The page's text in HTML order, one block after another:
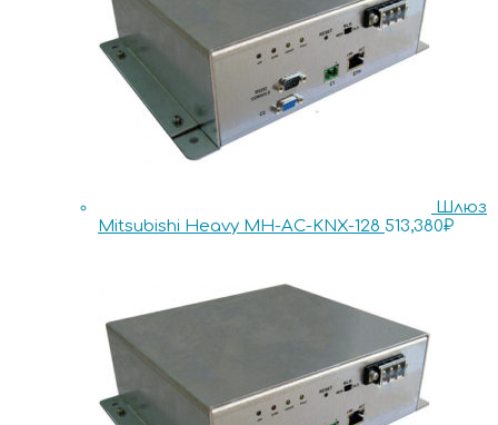
Шлюз
Mitsubishi Heavy MH-AC-KNX-128 513,380₽